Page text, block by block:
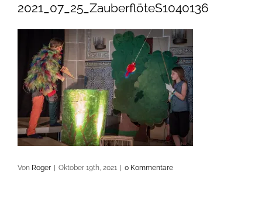
2021_07_25_ZauberflöteS1040136
Von Roger Oktober 19th, 2021 0 Kommentare